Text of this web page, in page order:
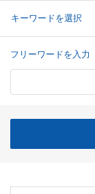
キーワードを選択
フリーワードを入力